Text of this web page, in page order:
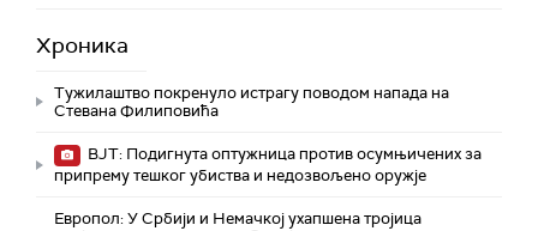
Хроника
Тужилаштво покренуло истрагу поводом напада на
Стевана Филиповића
ВЈТ: Подигнута оптужница против осумњичених за
припрему тешког убиства и недозвољено оружје
Европол: У Србији и Немачкој ухапшена тројица